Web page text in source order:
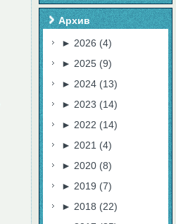
Архив
► 2026 (4)
► 2025 (9)
► 2024 (13)
► 2023 (14)
► 2022 (14)
► 2021 (4)
► 2020 (8)
► 2019 (7)
► 2018 (22)